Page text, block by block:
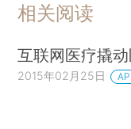
相关阅读
互联网医疗撬
2015年02月25日